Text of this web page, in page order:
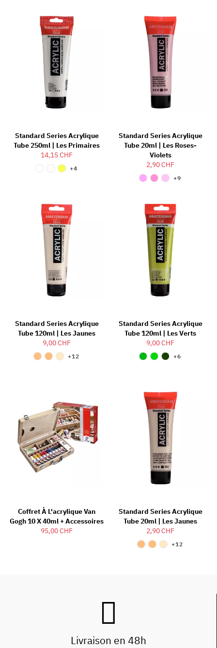
Standard Series Acrylique
Tube 250ml | Les Primaires
14,15 CHF
+4
Standard Series Acrylique
Tube 20ml | Les Roses-
Violets
2,90 CHF
+9
Standard Series Acrylique
Tube 120ml | Les Jaunes
9,00 CHF
+12
Standard Series Acrylique
Tube 120ml | Les Verts
9,00 CHF
+6
Coffret À L'acrylique Van
Gogh 10 X 40ml + Accessoires
95,00 CHF
Standard Series Acrylique
Tube 20ml | Les Jaunes
2,90 CHF
+12
Livraison en 48h